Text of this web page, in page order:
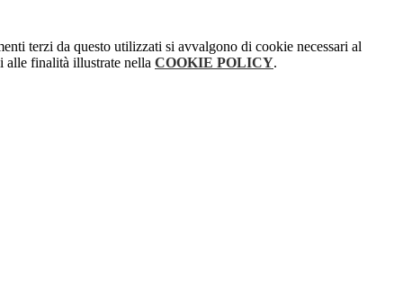
terzi da questo utilizzati si avvalgono di cookie necessari al
alle finalità illustrate nella COOKIE POLICY.